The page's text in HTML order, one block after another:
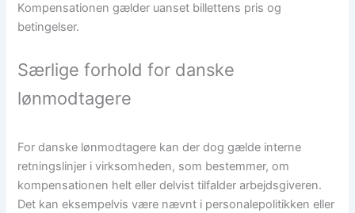
Kompensationen gælder uanset billettens pris og
betingelser.
Særlige forhold for danske
lønmodtagere
For danske lønmodtagere kan der dog gælde interne
retningslinjer i virksomheden, som bestemmer, om
kompensationen helt eller delvist tilfalder arbejdsgiveren.
Det kan eksempelvis være nævnt i personalepolitikken eller